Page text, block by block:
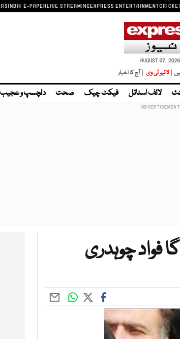
SINDHI E-PAPERLIVE STREAMINGEXPRESS ENTERTAINMENT
AUGUST 07, 2026
| لائیو ٹی وی | آج کا اخبار
لائف اسٹائل فیکٹ چیک صحت دلچسپ و عجیب
فواد چوہدری